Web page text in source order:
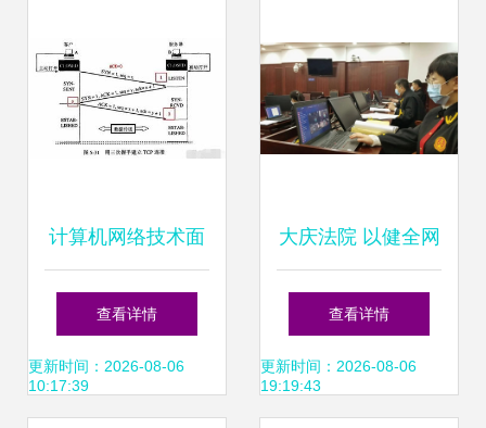
计算机网络技术面
试常见问题 这些你
都准备好了吗？
查看详情
更新时间：2026-08-06
10:17:39
大庆法院 以健全网
络技术与规程 为线
上庭审行稳致远护
查看详情
更新时间：2026-08-06
19:19:43